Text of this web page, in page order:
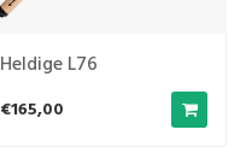
Heldige L76
€165,00